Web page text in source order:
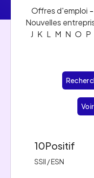
Offres d'emploi -
Nouvelles
J K L M N O P
10Positif
SSII / ESN